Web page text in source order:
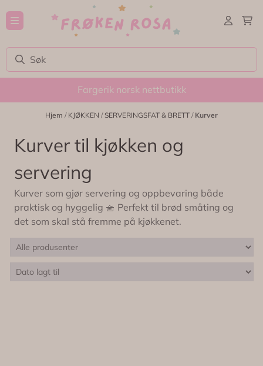
Hopp til innhold
Fargerik norsk nettbutikk
Hjem / KJØKKEN /SERVERINGSFAT & BRETT / Kurver
Kurver til kjøkken og
servering
Kurver som gjør servering og oppbevaring både
praktisk og hyggelig 🧺 Perfekt til brød småting og
det som skal stå fremme på kjøkkenet.